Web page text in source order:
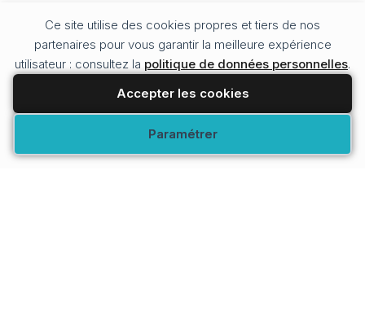
Ce site utilise des cookies propres et tiers de nos
partenaires pour vous garantir la meilleure expérience
utilisateur : consultez la politique de données personnelles.
Accepter les cookies
Paramétrer
Modifier vos préférences